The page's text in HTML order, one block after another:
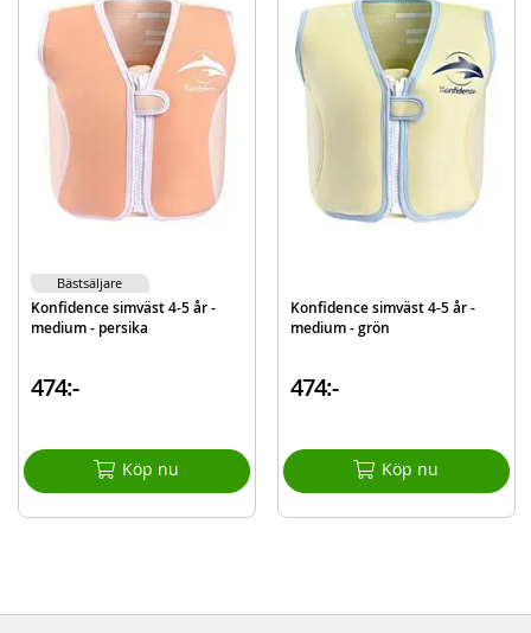
Skölj plagget i rent vatten efter användning i saltvatten eller pool, så
behåller plagget sina egenskaper längre
Innehåller:
Swimpy UV-dräkt Ocean - rosa
Detaljer:
Storlek: 62-68
information
EAN
Konfidence simväst 4-5 år -
medium - persika
474:-
Köp nu
Bästsäljare
Konfidence simväst 4-5 år -
medium - grön
474:-
Köp nu